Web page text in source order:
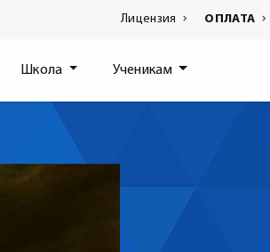
Лицензия ОПЛАТА
Школа Ученикам